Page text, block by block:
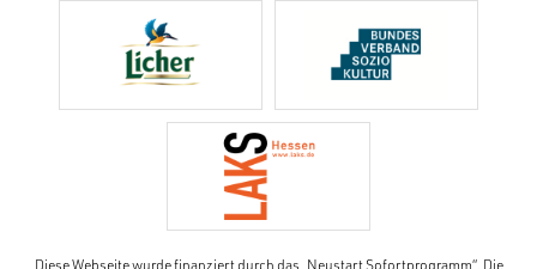
Diese Webseite wurde finanziert durch das „Neustart Sofortprogramm“. Die